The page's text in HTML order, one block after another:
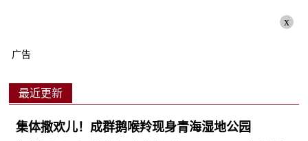
x
广告
最近更新
集体撒欢儿！成群鹅喉羚现身青海湿地公园